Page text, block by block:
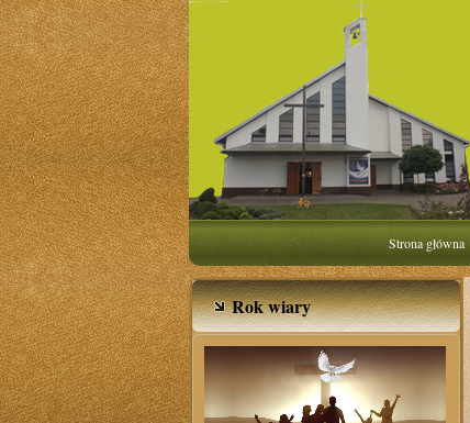
Strona główna
Rok wiary